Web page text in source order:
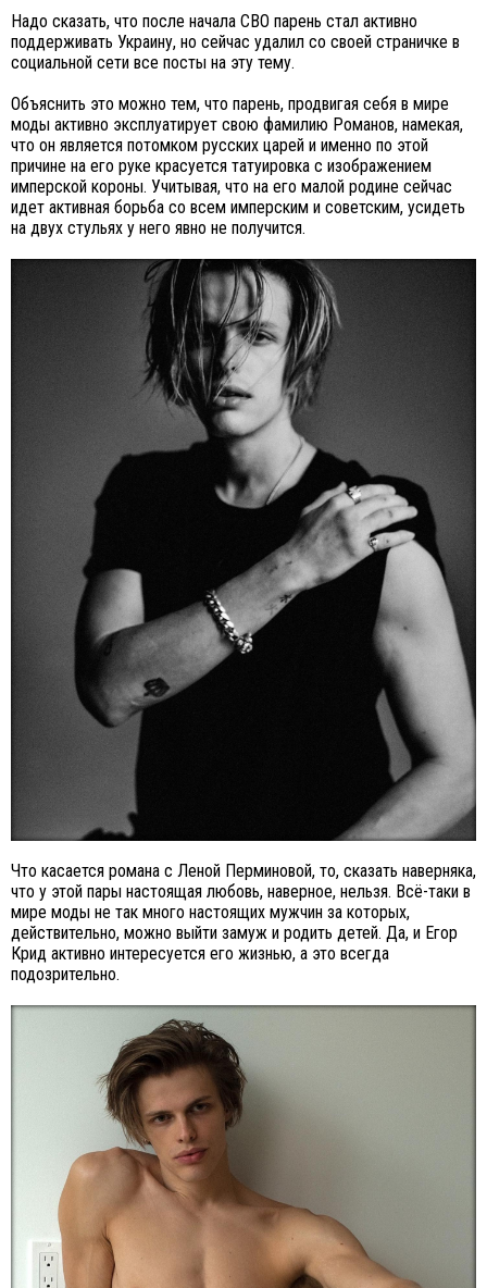
Надо сказать, что после начала СВО парень стал активно
поддерживать Украину, но сейчас удалил со своей страничке в
социальной сети все посты на эту тему.
Объяснить это можно тем, что парень, продвигая себя в мире
моды активно эксплуатирует свою фамилию Романов, намекая,
что он является потомком русских царей и именно по этой
причине на его руке красуется татуировка с изображением
имперской короны. Учитывая, что на его малой родине сейчас
идет активная борьба со всем имперским и советским, усидеть
на двух стульях у него явно не получится.
Что касается романа с Леной Перминовой, то, сказать наверняка,
что у этой пары настоящая любовь, наверное, нельзя. Всё-таки в
мире моды не так много настоящих мужчин за которых,
действительно, можно выйти замуж и родить детей. Да, и Егор
Крид активно интересуется его жизнью, а это всегда
подозрительно.